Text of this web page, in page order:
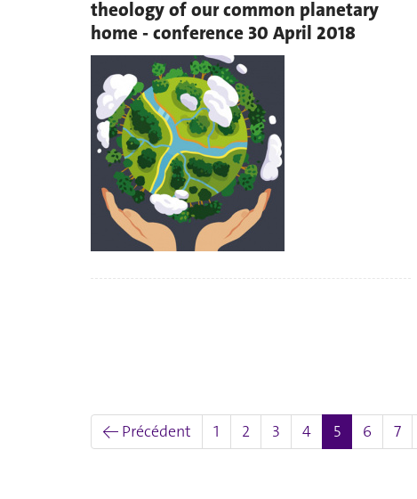
theology of our common planetary
home - conference 30 April 2018
← Précédent 1 2 3 4 5(actuel)
6 7